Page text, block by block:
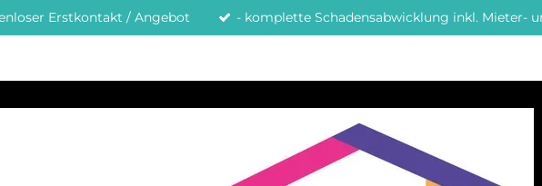
Erstkontakt / Angebot - komplette Schadensabwicklung inkl. Mieter-